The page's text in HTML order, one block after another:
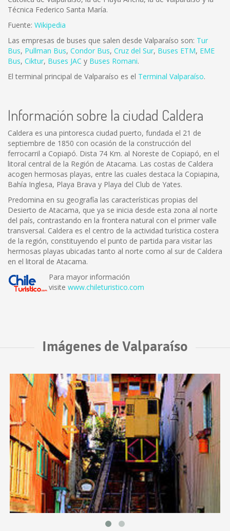
Técnica Federico Santa María.
Fuente: Wikipedia
Las empresas de buses que salen desde Valparaíso son: Tur
Bus, Pullman Bus, Condor Bus, Cruz del Sur, Buses ETM, EME
Bus, Ciktur, Buses JAC y Buses Romani.
El terminal principal de Valparaíso es el Terminal Valparaíso.
Información sobre la ciudad Caldera
Caldera es una pintoresca ciudad puerto, fundada el 21 de
septiembre de 1850 con ocasión de la construcción del
ferrocarril a Copiapó. Dista 74 Km. al Noreste de Copiapó, en el
litoral central de la Región de Atacama. Las costas de Caldera
acogen hermosas playas, entre las cuales destaca la Copiapina,
Bahía Inglesa, Playa Brava y Playa del Club de Yates.
Predomina en su geografía las características propias del
Desierto de Atacama, que ya se inicia desde esta zona al norte
del país, contrastando en la frontera natural con el primer valle
transversal. Caldera es el centro de la actividad turística costera
de la región, constituyendo el punto de partida para visitar las
hermosas playas ubicadas tanto al norte como al sur de Caldera
en el litoral de Atacama.
Para mayor información
visite www.chileturistico.com
Imágenes de Valparaíso